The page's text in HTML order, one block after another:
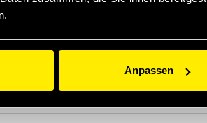
Anpassen
1-7/16"-12 UN MALE ORFS
1-3/16"-12 UN MALE ORFS